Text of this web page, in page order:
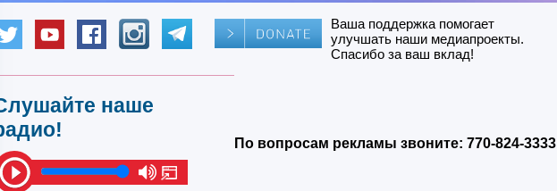
Ваша поддержка помогает
улучшать наши медиапроекты.
Спасибо за ваш вклад!
наше
По вопросам рекламы звоните: 770-824-3333